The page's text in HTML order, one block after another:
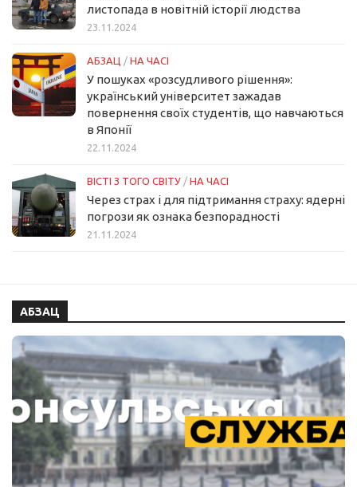
листопада в новітній історії людства
23.11.2024
АБЗАЦ / НА ЧАСІ
У пошуках «розсудливого рішення»:
український університет зажадав
повернення своїх студентів, що навчаються
в Японії
22.11.2024
ВІСТІ З ТОГО СВІТУ / НА ЧАСІ
Через страх і для підтримання страху: ядерні
погрози як ознака безпорадності
21.11.2024
АБЗАЦ